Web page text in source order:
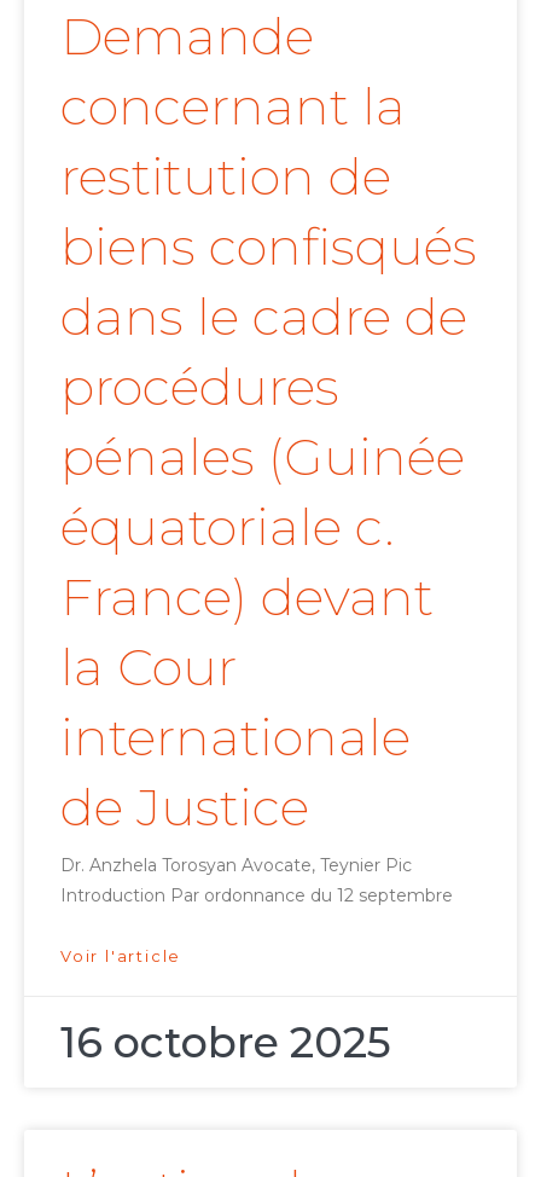
Demande
concernant la
restitution de
biens confisqués
dans le cadre de
procédures
pénales (Guinée
équatoriale c.
France) devant
la Cour
internationale
de Justice
Dr. Anzhela Torosyan Avocate, Teynier Pic
Introduction Par ordonnance du 12 septembre
Voir l'article
16 octobre 2025